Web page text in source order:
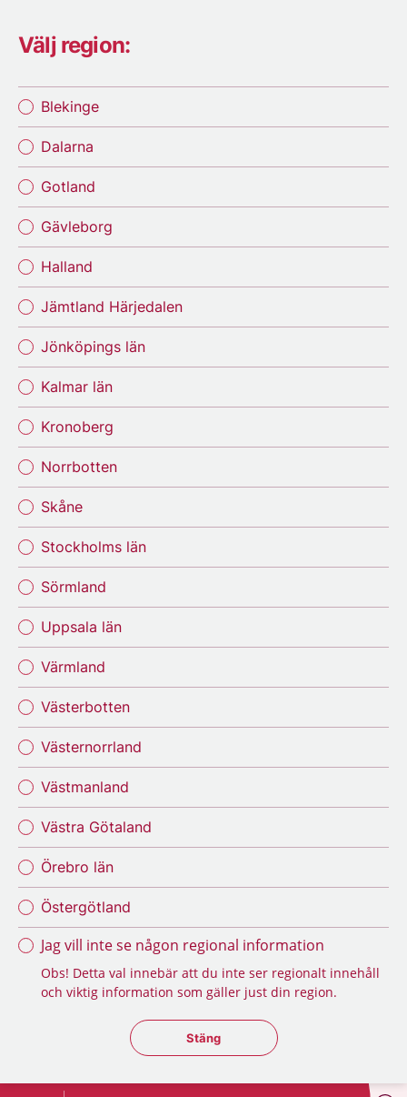
Välj region:
Blekinge
Dalarna
Gotland
Gävleborg
Halland
Jämtland Härjedalen
Jönköpings län
Kalmar län
Kronoberg
Norrbotten
Skåne
Stockholms län
Sörmland
Uppsala län
Värmland
Västerbotten
Västernorrland
Västmanland
Västra Götaland
Örebro län
Östergötland
Jag vill inte se någon regional information
Obs! Detta val innebär att du inte ser regionalt innehåll
och viktig information som gäller just din region.
Stäng regionsväljaren
Stäng